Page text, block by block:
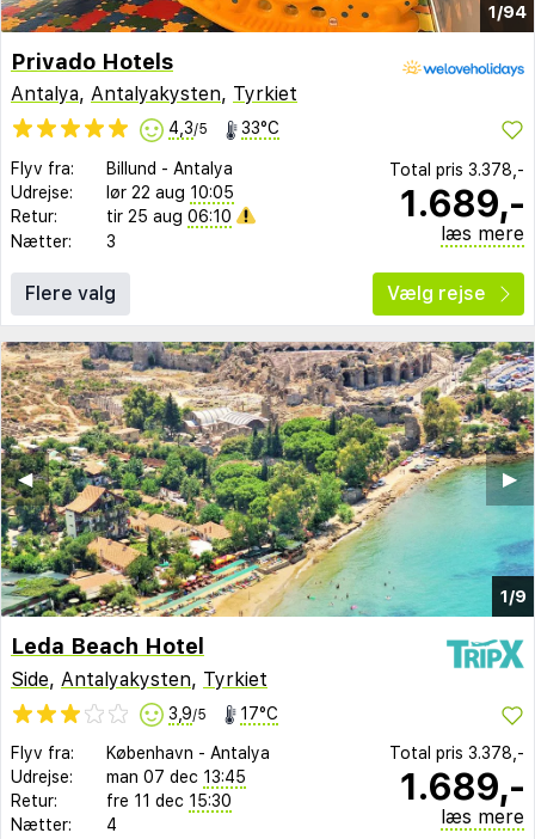
1/94
Privado Hotels
Antalya, Antalyakysten, Tyrkiet
4,3/5 33°C
Flyv fra: Billund - Antalya
Udrejse:
lør 22 aug 10:05
Retur:
tir 25 aug 06:10
Nætter:
3
Total pris 3.378,-
1.689,-
læs mere
Flere valg Vælg rejse
1/9
▶︎
◀︎
Leda Beach Hotel
Side, Antalyakysten, Tyrkiet
3,9/5 17°C
Flyv fra: København - Antalya
Udrejse:
man 07 dec 13:45
Retur:
fre 11 dec 15:30
Nætter:
4
Total pris 3.378,-
1.689,-
læs mere